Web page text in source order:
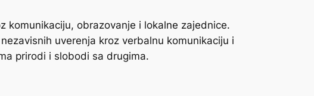
komunikaciju, obrazovanje i lokalne zajednice.
uverenja kroz verbalnu komunikaciju i
prirodi i slobodi sa drugima.